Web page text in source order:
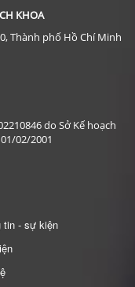
KHOA
Thành phố Hồ Chí Minh
do Sở Kế hoạch
02/2001
tin - sự kiện